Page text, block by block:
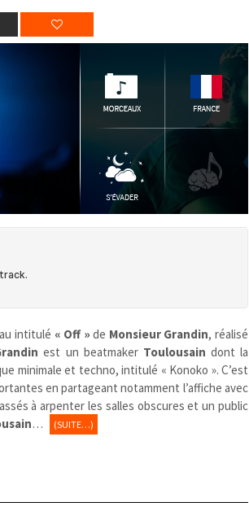
intitulé « Off » de Monsieur Grandin, réalisé
est un beatmaker Toulousain dont la
minimale et techno, intitulé « Konoko ». C’est
en partageant notamment l’affiche avec
à arpenter les salles obscures et un public
… (SUITE…)